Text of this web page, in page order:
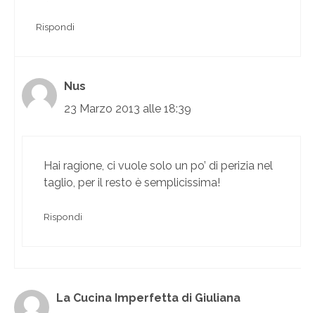
Rispondi
Nus
23 Marzo 2013 alle 18:39
Hai ragione, ci vuole solo un po’ di perizia nel
taglio, per il resto è semplicissima!
Rispondi
La Cucina Imperfetta di Giuliana